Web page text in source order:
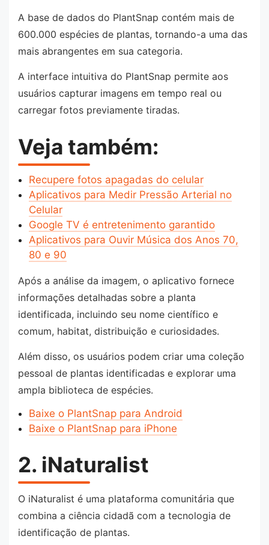
A base de dados do PlantSnap contém mais de
600.000 espécies de plantas, tornando-a uma das
mais abrangentes em sua categoria.
A interface intuitiva do PlantSnap permite aos
usuários capturar imagens em tempo real ou
carregar fotos previamente tiradas.
Veja também:
Recupere fotos apagadas do celular
Aplicativos para Medir Pressão Arterial no
Celular
Google TV é entretenimento garantido
Aplicativos para Ouvir Música dos Anos 70,
80 e 90
Após a análise da imagem, o aplicativo fornece
informações detalhadas sobre a planta
identificada, incluindo seu nome científico e
comum, habitat, distribuição e curiosidades.
Além disso, os usuários podem criar uma coleção
pessoal de plantas identificadas e explorar uma
ampla biblioteca de espécies.
Baixe o PlantSnap para Android
Baixe o PlantSnap para iPhone
2. iNaturalist
O iNaturalist é uma plataforma comunitária que
combina a ciência cidadã com a tecnologia de
identificação de plantas.